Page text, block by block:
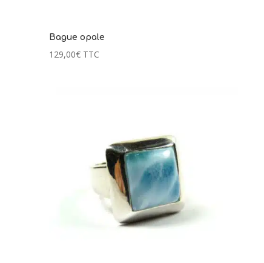
Bague opale
129,00€ TTC